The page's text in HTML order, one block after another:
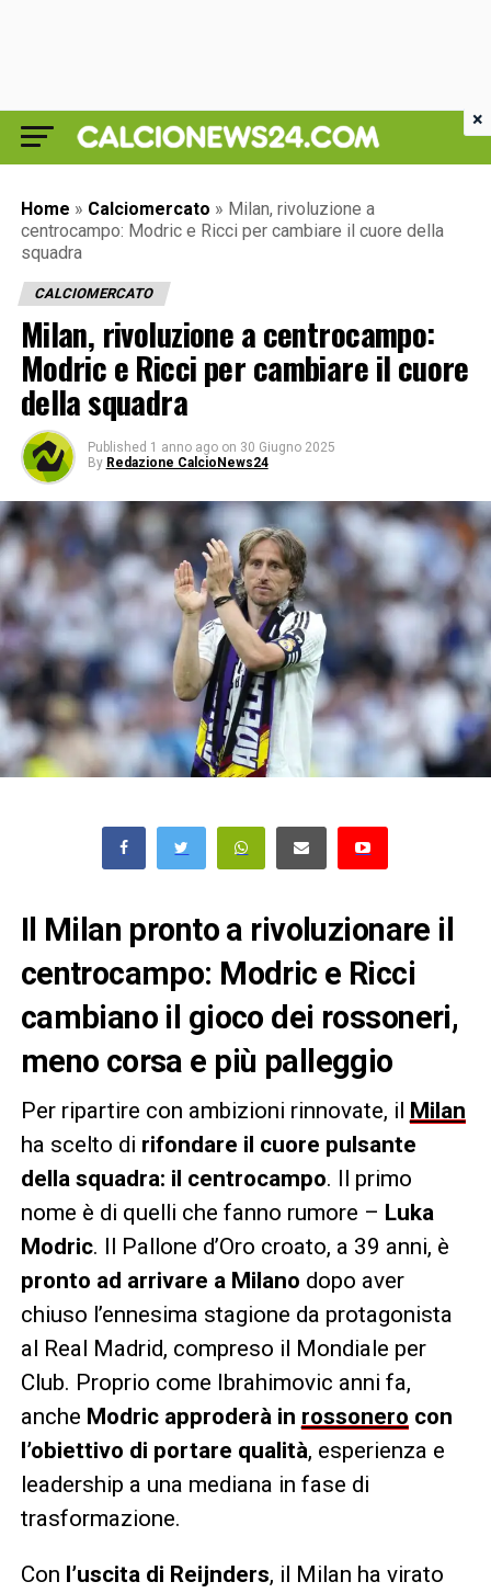
Home » Calciomercato » Milan, rivoluzione a
centrocampo: Modric e Ricci per cambiare il cuore della
squadra
CALCIOMERCATO
Milan, rivoluzione a centrocampo:
Modric e Ricci per cambiare il cuore
della squadra
Published 1 anno ago on 30 Giugno 2025
By Redazione CalcioNews24
Il Milan pronto a rivoluzionare il
centrocampo: Modric e Ricci
cambiano il gioco dei rossoneri,
meno corsa e più palleggio
Per ripartire con ambizioni rinnovate, il Milan
ha scelto di rifondare il cuore pulsante
della squadra: il centrocampo. Il primo
nome è di quelli che fanno rumore – Luka
Modric. Il Pallone d’Oro croato, a 39 anni, è
pronto ad arrivare a Milano dopo aver
chiuso l’ennesima stagione da protagonista
al Real Madrid, compreso il Mondiale per
Club. Proprio come Ibrahimovic anni fa,
anche Modric approderà in rossonero con
l’obiettivo di portare qualità, esperienza e
leadership a una mediana in fase di
trasformazione.
Con l’uscita di Reijnders, il Milan ha virato
×